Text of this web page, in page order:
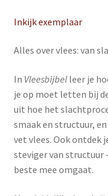
Inkijk exemplaar
Alles over vlees: van
In Vleesbijbelleer je
je op moet letten bij
uit hoe het
smaak en structuur,
vet vlees. Ook ontdek
steviger van structuur
beste mee omgaat.